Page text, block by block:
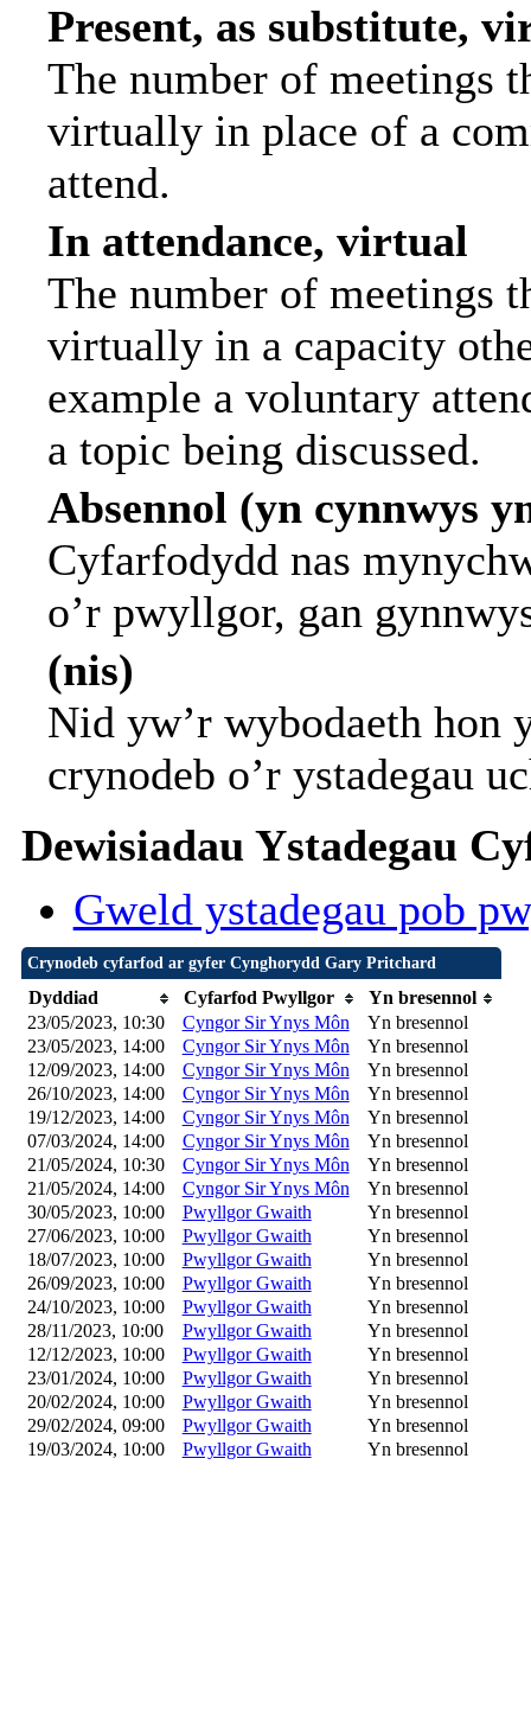
Present, as substitute,
The number of meetings
virtually in place of a
attend.
In attendance, virtual
The number of meetings
virtually in a capacity
example a voluntary
a topic being discussed.
Absennol (yn cynnwys
Cyfarfodydd nas
o’r pwyllgor, gan
(nis)
Nid yw’r wybodaeth hon
crynodeb o’r ystadegau
Dewisiadau Ystadegau
Gweld ystadegau pob
Crynodeb cyfarfod ar gyfer Cynghorydd Gary Pritchard
Dyddiad Cyfarfod Pwyllgor
Yn bresennol
23/05/2023, 10:30
Cyngor Sir Ynys Môn
Yn bresennol
23/05/2023, 14:00
Cyngor Sir Ynys Môn
Yn bresennol
12/09/2023, 14:00
Cyngor Sir Ynys Môn
Yn bresennol
26/10/2023, 14:00
Cyngor Sir Ynys Môn
Yn bresennol
19/12/2023, 14:00
Cyngor Sir Ynys Môn
Yn bresennol
07/03/2024, 14:00
Cyngor Sir Ynys Môn
Yn bresennol
21/05/2024, 10:30
Cyngor Sir Ynys Môn
Yn bresennol
21/05/2024, 14:00
Cyngor Sir Ynys Môn
Yn bresennol
30/05/2023, 10:00
Pwyllgor Gwaith
Yn bresennol
27/06/2023, 10:00
Pwyllgor Gwaith
Yn bresennol
18/07/2023, 10:00
Pwyllgor Gwaith
Yn bresennol
26/09/2023, 10:00
Pwyllgor Gwaith
Yn bresennol
24/10/2023, 10:00
Pwyllgor Gwaith
Yn bresennol
28/11/2023, 10:00
Pwyllgor Gwaith
Yn bresennol
12/12/2023, 10:00
Pwyllgor Gwaith
Yn bresennol
23/01/2024, 10:00
Pwyllgor Gwaith
Yn bresennol
20/02/2024, 10:00
Pwyllgor Gwaith
Yn bresennol
29/02/2024, 09:00
Pwyllgor Gwaith
Yn bresennol
19/03/2024, 10:00
Pwyllgor Gwaith Yn bresennol